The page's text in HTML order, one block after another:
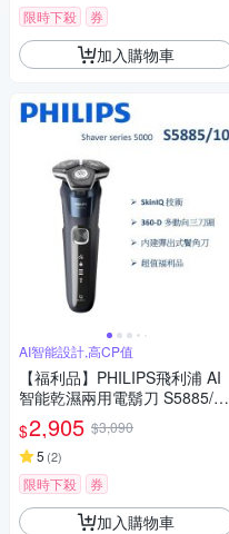
限時下殺 券
加入購物車
AI智能設計,高CP值
【福利品】PHILIPS飛利浦 AI
智能乾濕兩用電鬍刀 S5885/10
(一年保固)
$2,905 $3,090
5 (2)
限時下殺 券
加入購物車